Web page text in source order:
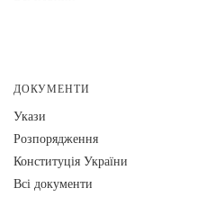
ДОКУМЕНТИ
Укази
Розпорядження
Конституція України
Всі документи